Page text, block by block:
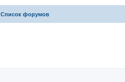
Список форумов